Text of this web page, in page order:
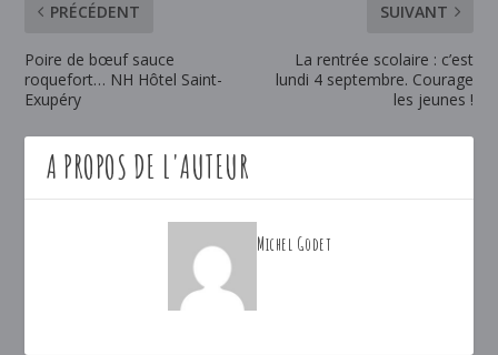
PRÉCÉDENT
Poire de bœuf sauce
roquefort… NH Hôtel Saint-
Exupéry
SUIVANT
La rentrée scolaire : c’est
lundi 4 septembre. Courage
les jeunes !
A PROPOS DE L'AUTEUR
Michel Godet